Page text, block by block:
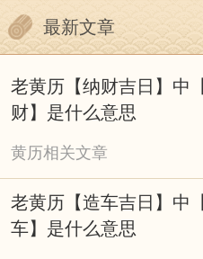
庭院改造等重大工程，
格遵循；“忌婚嫁”则主
煞不利的日子，若遇
福仪式灵活调整。
我们应理性看待择吉
传承。它既承载着古
生活理念，也融入了
为连接传统与当下的
最新文章
老黄历【纳财吉日】中
财】是什么意思
黄历相关文章
老黄历【造车吉日】中
车】是什么意思